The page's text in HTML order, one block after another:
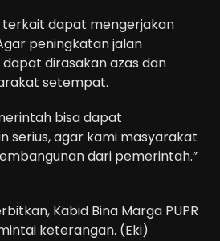
terkait dapat mengerjakan
peningkatan jalan
dirasakan azas dan
setempat.
bisa dapat
serius, agar kami masyarakat
dari pemerintah.”
Kabid Bina Marga PUPR
keterangan. (Eki)